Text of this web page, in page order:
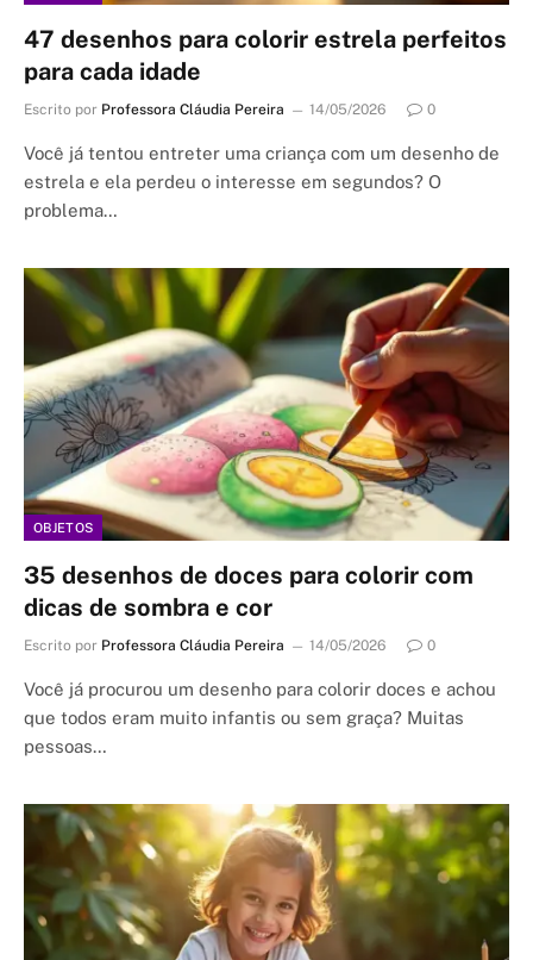
47 desenhos para colorir estrela perfeitos
para cada idade
Escrito por Professora Cláudia Pereira 14/05/2026 0
Você já tentou entreter uma criança com um desenho de
estrela e ela perdeu o interesse em segundos? O
problema…
OBJETOS
35 desenhos de doces para colorir com
dicas de sombra e cor
Escrito por Professora Cláudia Pereira 14/05/2026 0
Você já procurou um desenho para colorir doces e achou
que todos eram muito infantis ou sem graça? Muitas
pessoas…